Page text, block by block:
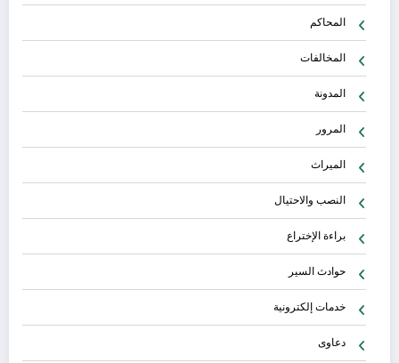
المحاكم
المخالفات
المدونة
المرور
الميراث
النصب والاحتيال
براءة الإختراع
حوادث السير
خدمات إلكترونية
دعاوى